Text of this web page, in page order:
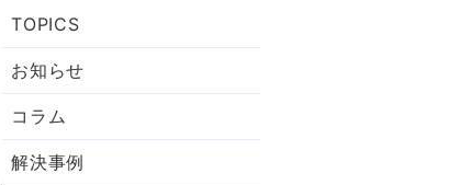
TOPICS
お知らせ
コラム
解決事例